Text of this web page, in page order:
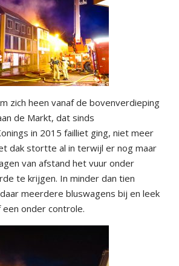
zich heen vanaf de bovenverdieping
de Markt, dat sinds
in 2015 failliet ging, niet meer
dak stortte al in terwijl er nog maar
van afstand het vuur onder
te krijgen. In minder dan tien
meerdere bluswagens bij en leek
onder controle.